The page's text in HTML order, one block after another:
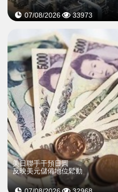
07/08/2026 33973
美日聯手干預日圓
反映美元儲備地位鬆動